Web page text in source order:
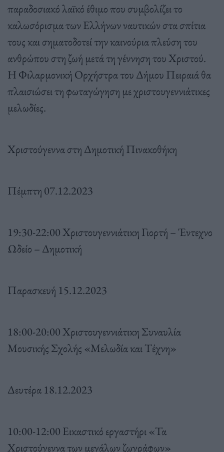
παραδοσιακό λαϊκό έθιμο που συμβολίζει το
καλωσόρισμα των Ελλήνων ναυτικών στα σπίτια
τους και σηματοδοτεί την καινούρια πλεύση του
ανθρώπου στη ζωή μετά τη γέννηση του Χριστού.
Η Φιλαρμονική Ορχήστρα του Δήμου Πειραιά θα
πλαισιώσει τη φωταγώγηση με χριστουγεννιάτικες
μελωδίες.
Χριστούγεννα στη Δημοτική Πινακοθήκη
Πέμπτη 07.12.2023
19:30-22:00 Χριστουγεννιάτικη Γιορτή – Έντεχνο
Ωδείο – Δημοτική
Παρασκευή 15.12.2023
18:00-20:00 Χριστουγεννιάτικη Συναυλία
Μουσικής Σχολής «Μελωδία και Τέχνη»
Δευτέρα 18.12.2023
10:00-12:00 Εικαστικό εργαστήρι «Τα
Χριστούγεννα των μεγάλων ζωγράφων»